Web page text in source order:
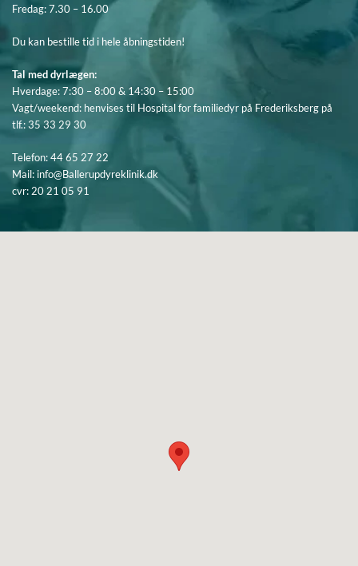
Fredag: 7.30 – 16.00
Du kan bestille tid i hele åbningstiden!
Tal med dyrlægen:
Hverdage: 7:30 – 8:00 & 14:30 – 15:00
Vagt/weekend: henvises til Hospital for familiedyr på Frederiksberg på
tlf.:35 33 29 30
Telefon:44 65 27 22
Mail: info@Ballerupdyreklinik.dk
cvr: 20 21 05 91